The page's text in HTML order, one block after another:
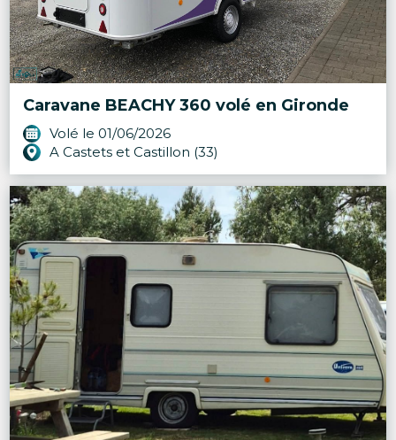
Caravane BEACHY 360 volé en Gironde
Volé le 01/06/2026
A Castets et Castillon (33)